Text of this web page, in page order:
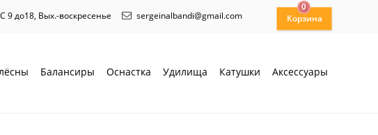
С 9 до18, Вых.-воскресенье sergeinalbandi@gmail.com
0
Балансиры Оснастка Удилища Катушки Аксессуары